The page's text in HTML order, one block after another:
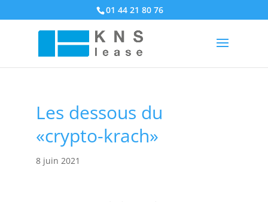
01 44 21 80 76
Les dessous du
«crypto-krach»
8 juin 2021